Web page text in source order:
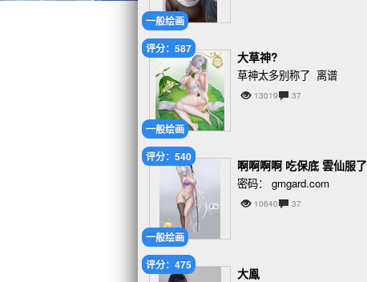
一般绘画
一般绘画
评分：587
大草神?
草神太多别称了 离谱
13019 37
一般绘画
评分：540
啊啊啊啊 吃保底 雲仙服了
密码： gmgard.com
10640 37
评分：475
大鳯